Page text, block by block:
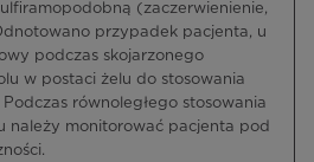
(zaczerwienienie,
przypadek pacjenta, u
podczas skojarzonego
w postaci żelu do stosowania
równoległego stosowania
należy monitorować pacjenta pod